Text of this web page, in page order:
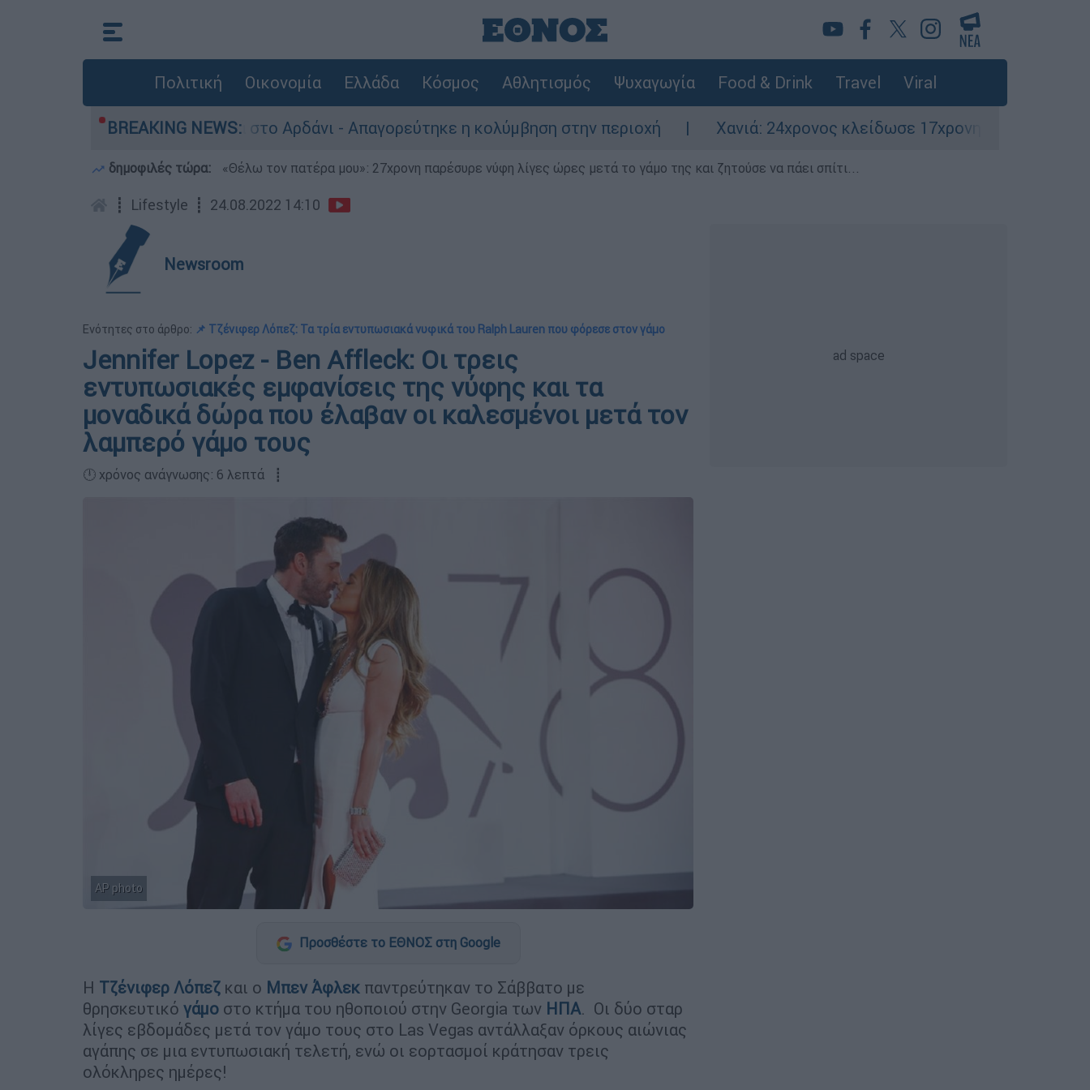
Πολιτική Οικονομία Ελλάδα Κόσμος Αθλητισμός Ψυχαγωγία Food & Drink Travel Viral
BREAKING NEWS:
πυρομαχικά στο Αρδάνι - Απαγορεύτηκε η κολύμβηση στην περιοχή Χανιά: 24χρονος κλείδωσε 17χρονη στο σπίτι του – Την
δημοφιλές τώρα: «Θέλω τον πατέρα μου»: 27χρονη παρέσυρε νύφη λίγες ώρες μετά το γάμο της και ζητούσε να πάει σπίτι...
┋ Lifestyle ┋ 24.08.2022 14:10
Newsroom
Ενότητες στο άρθρο: 📌 Τζένιφερ Λόπεζ: Τα τρία εντυπωσιακά νυφικά του Ralph Lauren που φόρεσε στον γάμο
Jennifer Lopez - Ben Affleck: Οι τρεις
εντυπωσιακές εμφανίσεις της νύφης και τα
μοναδικά δώρα που έλαβαν οι καλεσμένοι μετά τον
λαμπερό γάμο τους
🕛 χρόνος ανάγνωσης: 6 λεπτά ┋
AP photo
Προσθέστε το ΕΘΝΟΣ στη Google
Η Τζένιφερ Λόπεζ και ο Μπεν Άφλεκ παντρεύτηκαν το Σάββατο με
θρησκευτικό γάμο στο κτήμα του ηθοποιού στην Georgia των ΗΠΑ. Οι δύο σταρ
λίγες εβδομάδες μετά τον γάμο τους στο Las Vegas αντάλλαξαν όρκους αιώνιας
αγάπης σε μια εντυπωσιακή τελετή, ενώ οι εορτασμοί κράτησαν τρεις
ολόκληρες ημέρες!